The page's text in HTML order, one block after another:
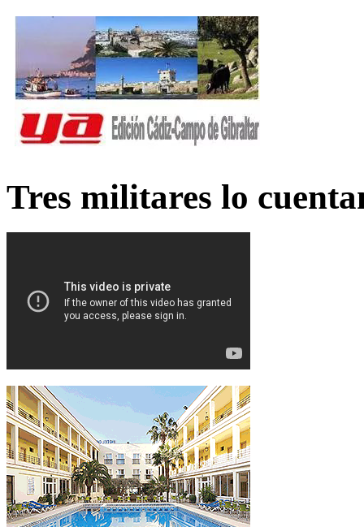
Tres militares lo